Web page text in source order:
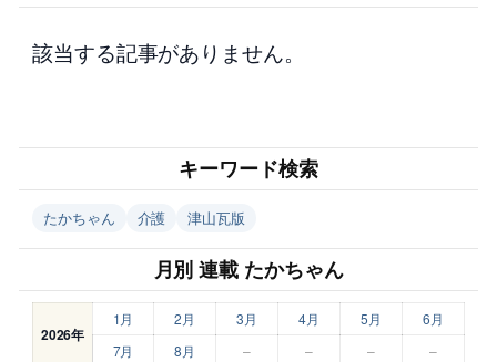
該当する記事がありません。
キーワード検索
たかちゃん 介護 津山瓦版
月別 連載 たかちゃん
2026年
1月 2月 3月 4月 5月
6月
7月
8月 – – – –